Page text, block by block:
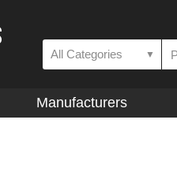
All Categories ▼
Manufacturers